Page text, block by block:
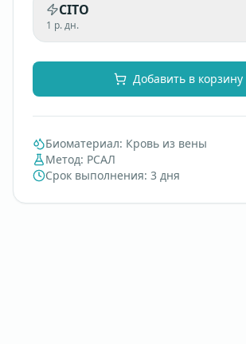
CITO
1 р. дн.
Добавить в корзину
Биоматериал: Кровь из вены
Метод: РСАЛ
Срок выполнения: 3 дня